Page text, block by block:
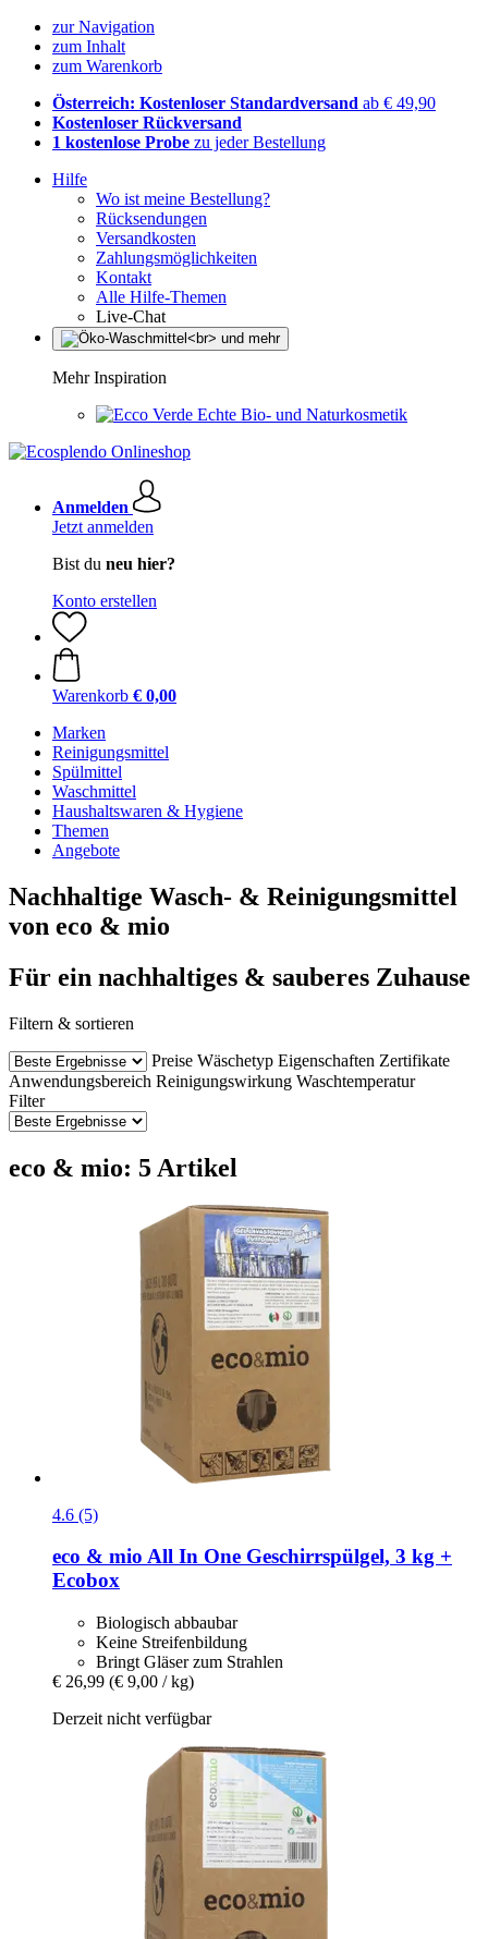
zur Navigation
zum Inhalt
zum Warenkorb
Österreich: Kostenloser Standardversand ab € 49,90
Kostenloser Rückversand
1 kostenlose Probe zu jeder Bestellung
Hilfe
Wo ist meine Bestellung?
Rücksendungen
Versandkosten
Zahlungsmöglichkeiten
Kontakt
Alle Hilfe-Themen
Live-Chat
Mehr Inspiration
Echte Bio- und Naturkosmetik
Anmelden
Jetzt anmelden
Bist du neu hier?
Konto erstellen
Warenkorb € 0,00
Marken
Reinigungsmittel
Spülmittel
Waschmittel
Haushaltswaren & Hygiene
Themen
Angebote
Nachhaltige Wasch- & Reinigungsmittel
von eco & mio
Für ein nachhaltiges & sauberes Zuhause
Filtern & sortieren
Preise Wäschetyp Eigenschaften Zertifikate
Anwendungsbereich Reinigungswirkung Waschtemperatur
Filter
eco & mio: 5 Artikel
4.6 (5)
eco & mio All In One Geschirrspülgel, 3 kg +
Ecobox
Biologisch abbaubar
Keine Streifenbildung
Bringt Gläser zum Strahlen
€ 26,99 (€ 9,00 / kg)
Derzeit nicht verfügbar